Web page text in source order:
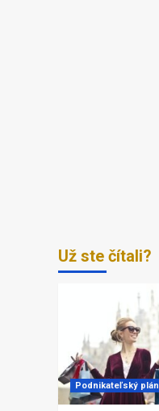
Už ste čítali?
Podnikateľský plán